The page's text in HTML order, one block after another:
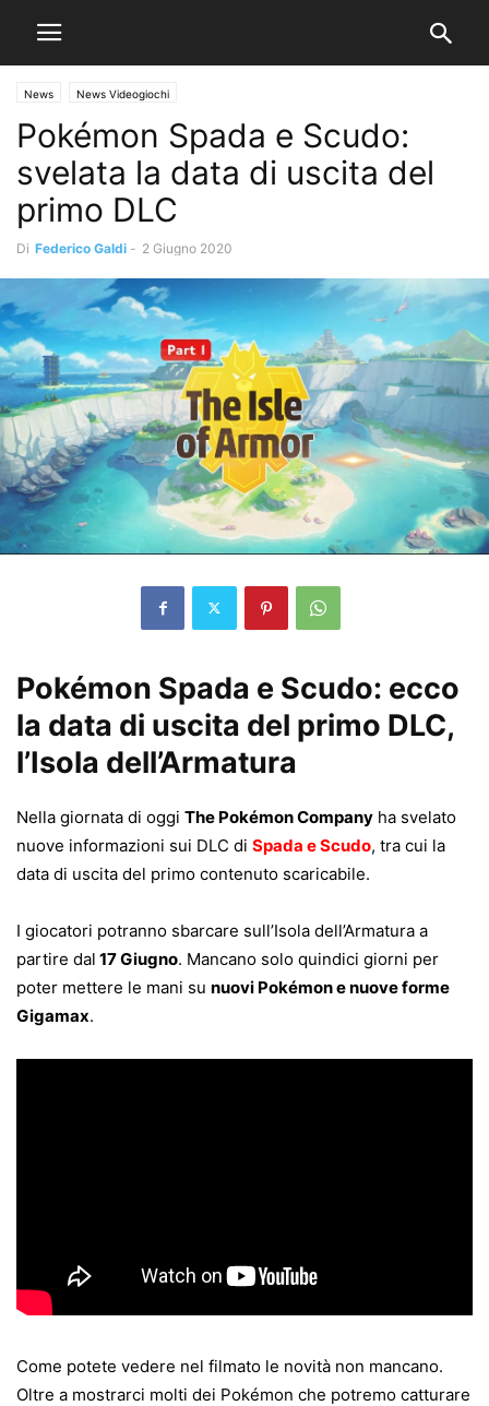
News News Videogiochi
Pokémon Spada e Scudo:
svelata la data di uscita del
primo DLC
Di Federico Galdi - 2 Giugno 2020
Pokémon Spada e Scudo: ecco
la data di uscita del primo DLC,
l’Isola dell’Armatura
Nella giornata di oggi The Pokémon Company ha svelato
nuove informazioni sui DLC di Spada e Scudo, tra cui la
data di uscita del primo contenuto scaricabile.
I giocatori potranno sbarcare sull’Isola dell’Armatura a
partire dal 17 Giugno. Mancano solo quindici giorni per
poter mettere le mani su nuovi Pokémon e nuove forme
Gigamax.
Come potete vedere nel filmato le novità non mancano.
Oltre a mostrarci molti dei Pokémon che potremo catturare